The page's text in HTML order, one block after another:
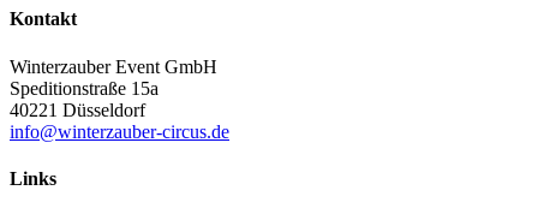
Kontakt
Winterzauber Event GmbH
Speditionstraße 15a
40221 Düsseldorf
info@winterzauber-circus.de
Links